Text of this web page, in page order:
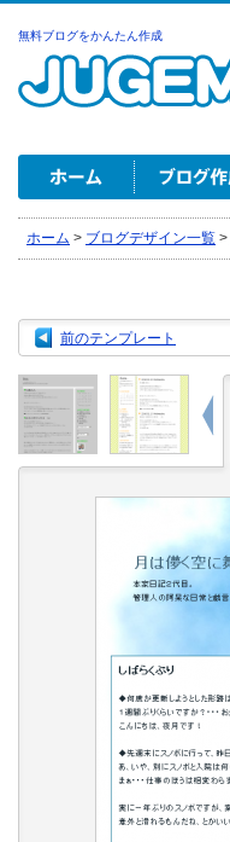
無料ブログをかんたん作成
ホーム > ブログデザイン一覧 >
前のテンプレート